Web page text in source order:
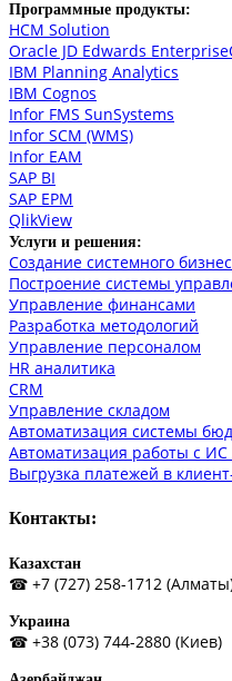
Программные продукты:
HCM Solution
Oracle JD Edwards
IBM Planning Analytics
IBM Cognos
Infor FMS SunSystems
Infor SCM (WMS)
Infor EAM
SAP BI
SAP EPM
QlikView
Услуги и решения:
Создание системного
Построение системы
Управление финансами
Разработка методологий
Управление персоналом
HR аналитика
СRM
Управление складом
Автоматизация системы
Автоматизация работы с
Выгрузка платежей в
Контакты:
Казахстан
☎ +7 (727) 258-1712
Украина
☎ +38 (073) 744-2880 (Киев)